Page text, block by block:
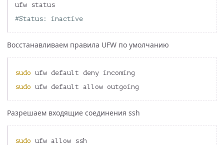
#Status: inactive
Восстанавливаем правила UFW по умолчанию
sudo
sudo
Разрешаем входящие соединения ssh
sudo